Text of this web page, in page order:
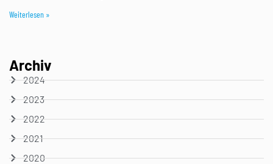
Weiterlesen »
Archiv
2024
2023
2022
2021
2020